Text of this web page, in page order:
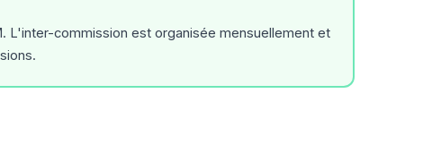
L'inter-commission est organisée mensuellement et